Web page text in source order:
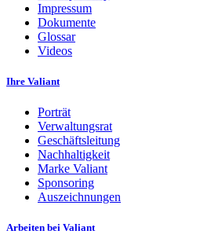
Impressum
Dokumente
Glossar
Videos
Ihre Valiant
Porträt
Verwaltungsrat
Geschäftsleitung
Nachhaltigkeit
Marke Valiant
Sponsoring
Auszeichnungen
Arbeiten bei Valiant